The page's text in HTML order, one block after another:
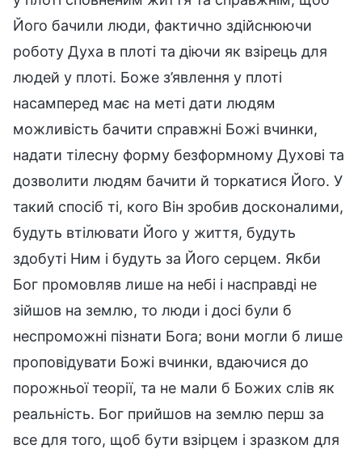
Його бачили люди, фактично здійснюючи
роботу Духа в плоті та діючи як взірець для
людей у плоті. Боже з’явлення у плоті
насамперед має на меті дати людям
можливість бачити справжні Божі вчинки,
надати тілесну форму безформному Духові та
дозволити людям бачити й торкатися Його. У
такий спосіб ті, кого Він зробив досконалими,
будуть втілювати Його у життя, будуть
здобуті Ним і будуть за Його серцем. Якби
Бог промовляв лише на небі і насправді не
зійшов на землю, то люди і досі були б
неспроможні пізнати Бога; вони могли б лише
проповідувати Божі вчинки, вдаючися до
порожньої теорії, та не мали б Божих слів як
реальність. Бог прийшов на землю перш за
все для того, щоб бути взірцем і зразком для